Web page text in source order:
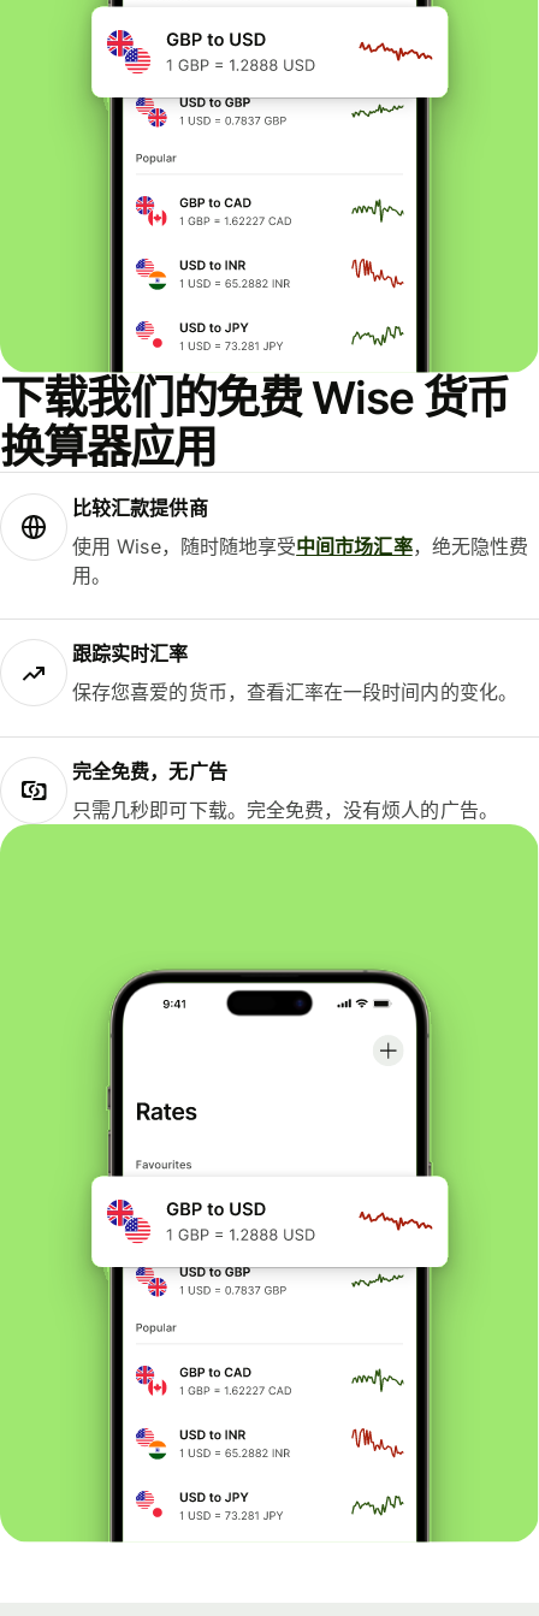
下载我们的免费 Wise 货币
换算器应用
比较汇款提供商
使用 Wise，随时随地享受中间市场汇率，绝无隐性费
用。
跟踪实时汇率
保存您喜爱的货币，查看汇率在一段时间内的变化。
完全免费，无广告
只需几秒即可下载。完全免费，没有烦人的广告。